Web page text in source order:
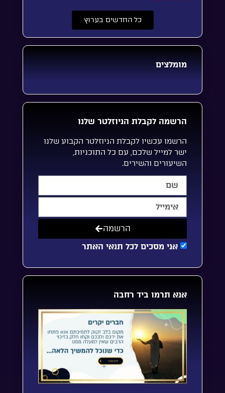
כל החדשים בערוץ
מומלצים
הרשמה לקבלת הניוזלטר שלנו
הרשמו עכשיו לקבלת הניוזלטר הקבוע שלנו
ישר למייל שלכם, עם כל התוכניות,
השיעורים והשירים.
אני מסכים לכל תנאי האתר
הרשמה
אנא תרמו ביד רחבה